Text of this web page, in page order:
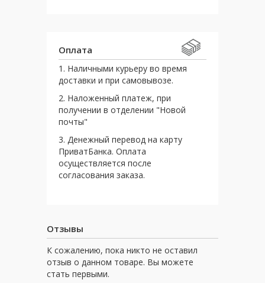
Оплата
1. Наличными курьеру во время
доставки и при самовывозе.
2. Наложенный платеж, при
получении в отделении "Новой
почты"
3. Денежный перевод на карту
ПриватБанка. Оплата
осуществляется после
согласования заказа.
Отзывы
К сожалению, пока никто не оставил
отзыв о данном товаре. Вы можете
стать первыми.